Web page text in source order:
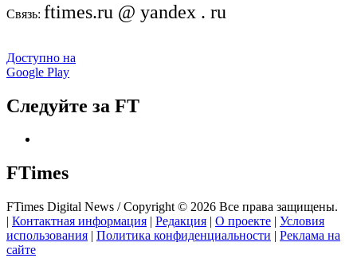
Связь: ftimes.ru @ yandex . ru
Доступно на
Google Play
Следуйте за FT
FTimes
FTimes Digital News / Copyright © 2026 Все права защищены.
| Контактная информация | Редакция | О проекте | Условия
использования | Политика конфиденциальности | Реклама на
сайте